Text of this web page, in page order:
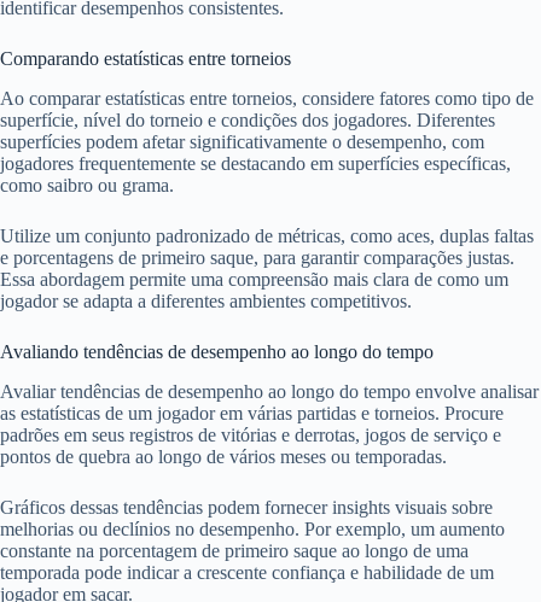
identificar desempenhos consistentes.
Comparando estatísticas entre torneios
Ao comparar estatísticas entre torneios, considere fatores como tipo de
superfície, nível do torneio e condições dos jogadores. Diferentes
superfícies podem afetar significativamente o desempenho, com
jogadores frequentemente se destacando em superfícies específicas,
como saibro ou grama.
Utilize um conjunto padronizado de métricas, como aces, duplas faltas
e porcentagens de primeiro saque, para garantir comparações justas.
Essa abordagem permite uma compreensão mais clara de como um
jogador se adapta a diferentes ambientes competitivos.
Avaliando tendências de desempenho ao longo do tempo
Avaliar tendências de desempenho ao longo do tempo envolve analisar
as estatísticas de um jogador em várias partidas e torneios. Procure
padrões em seus registros de vitórias e derrotas, jogos de serviço e
pontos de quebra ao longo de vários meses ou temporadas.
Gráficos dessas tendências podem fornecer insights visuais sobre
melhorias ou declínios no desempenho. Por exemplo, um aumento
constante na porcentagem de primeiro saque ao longo de uma
temporada pode indicar a crescente confiança e habilidade de um
jogador em sacar.